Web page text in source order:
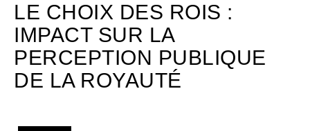
LE CHOIX DES ROIS :
IMPACT SUR LA
PERCEPTION PUBLIQUE
DE LA ROYAUTÉ